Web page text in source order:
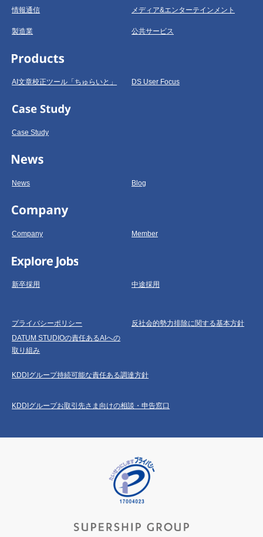
情報通信 メディア&エンターテインメント
製造業 公共サービス
AI文章校正ツール「ちゅらいと」 DS User Focus
Case Study
News Blog
Company Member
新卒採用 中途採用
プライバシーポリシー
反社会的勢力排除に関する基本方針
DATUM STUDIOの責任あるAIへの
取り組み
KDDIグループ持続可能な責任ある調達方針
KDDIグループお取引先さま向けの相談・申告窓口